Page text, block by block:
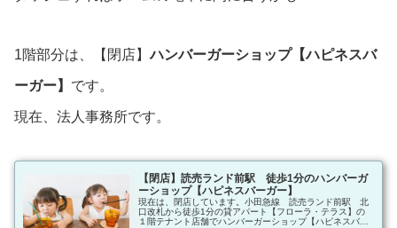
1階部分は、【閉店】ハンバーガーショップ【ハピネスバ
ーガー】 です。
現在、法人事務所です。
【閉店】読売ランド前駅 徒歩1分のハンバーガ
ーショップ【ハピネスバーガー】
現在は、閉店しています。小田急線 読売ランド前駅 北
口改札から徒歩1分の貸アパート【フローラ・テラス】の
１階テナント店舗でハンバーガーショップ【ハピネスバー